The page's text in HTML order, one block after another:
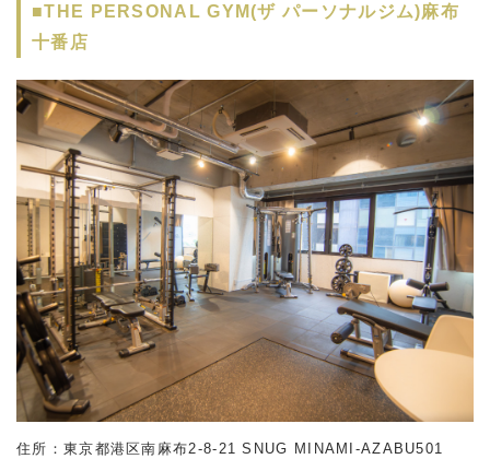
■THE PERSONAL GYM(ザ パーソナルジム)麻布
十番店
住所：東京都港区南麻布2-8-21 SNUG MINAMI-AZABU501